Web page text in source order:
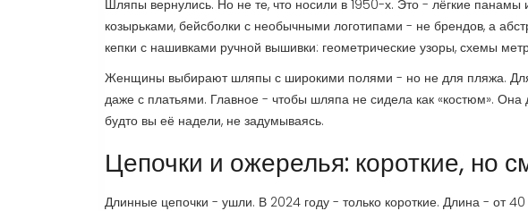
Шляпы вернулись. Но не те, что носили в 1950-х. Это - лёгкие панамы
козырьками, бейсболки с необычными логотипами - не брендов, а
кепки с нашивками ручной вышивки: геометрические узоры, схемы
Женщины выбирают шляпы с широкими полями - но не для пляжа. Для
даже с платьями. Главное - чтобы шляпа не сидела как «костюм». Она
будто вы её надели, не задумываясь.
Цепочки и ожерелья: короткие, но
Длинные цепочки - ушли. В 2024 году - только короткие. Длина - от